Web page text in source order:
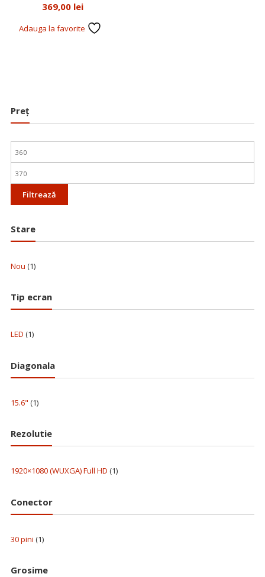
a
369,00 leiPrețul
curent
Adauga la favorite
Preț
Preț
minim
Preț
maxim
Filtrează
Stare
Nou (1)
Tip ecran
LED (1)
Diagonala
15.6" (1)
Rezolutie
1920×1080 (WUXGA) Full HD (1)
Conector
30 pini (1)
Grosime